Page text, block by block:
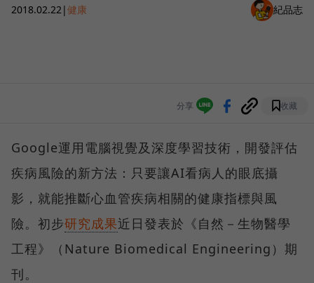
2018.02.22|健康 紀品志
分享 收藏
Google運用電腦視覺及深度學習技術，開發評估
疾病風險的新方法：只要讓AI看病人的眼底攝
影，就能推斷心血管疾病相關的健康指標與風
險。初步研究成果近日發表於《自然－生物醫學
工程》（Nature Biomedical Engineering）期
刊。